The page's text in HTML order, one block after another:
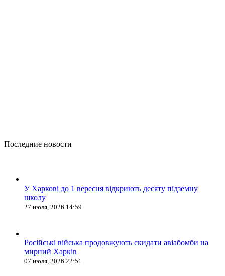
Последние новости
У Харкові до 1 вересня відкриють десяту підземну
школу
27 июля, 2026 14:59
Російські війська продовжують скидати авіабомби на
мирний Харків
07 июля, 2026 22:51